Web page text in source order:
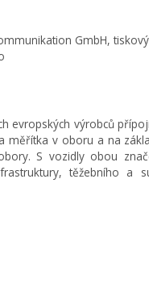
GmbH,
evropských výrobců
v oboru a na
S vozidly obou
těžebního a